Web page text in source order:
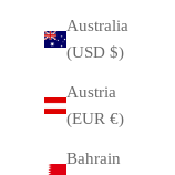
Australia
(USD $)
Austria
(EUR €)
Bahrain